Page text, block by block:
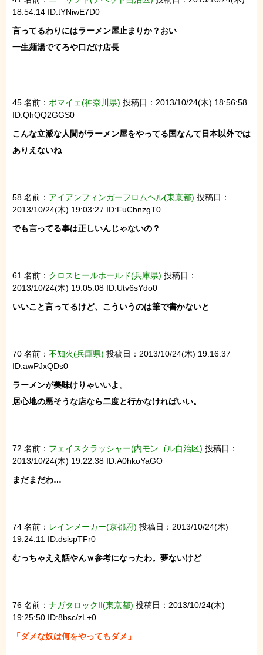
18:54:14 ID:tYNiwE7D0
言ってるわりにはラーメン屋止まりか？おい
一生麺湯でてろや口だけ店長
45 名前： ボマイェ(神奈川県) 投稿日：2013/10/24(木) 18:56:58
ID:QhQQ2GGS0
こんな立派な人間がラーメン屋をやってる国なんて日本以外では
ありえないね
58 名前： アイアンフィンガーフロムヘル(東京都) 投稿日：
2013/10/24(木) 19:03:27 ID:FuCbnzgT0
でも言ってる事は正しいんじゃないの？
61 名前： クロスヒールホールド(兵庫県) 投稿日：
2013/10/24(木) 19:05:08 ID:Utv6sYdo0
いいこと言ってるけど、こういうのは筆で書かないと
70 名前： 不知火(兵庫県) 投稿日：2013/10/24(木) 19:16:37
ID:awPJxQDs0
ラーメンが美味けりゃいいよ。
居心地の悪そうな店なら二度と行かなければいい。
72 名前： フェイスクラッシャー(内モンゴル自治区) 投稿日：
2013/10/24(木) 19:22:38 ID:A0hkoYaGO
まだまだわ…
74 名前： レインメーカー(京都府) 投稿日：2013/10/24(木)
19:24:11 ID:dsispTFr0
むっちゃええ話やんｗ参考になったわ。夢ないけど
76 名前： ナガタロックII(東京都) 投稿日：2013/10/24(木)
19:25:50 ID:8bsc/zL+0
「ダメな奴は何をやってもダメ」